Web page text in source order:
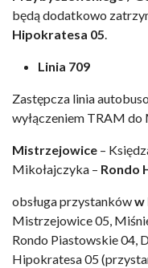
będą dodatkowo
Hipokratesa 05.
Linia 709
Zastępcza linia
wyłączeniem TRAM
Mistrzejowice –
Mikołajczyka – Rondo
obsługa przystankóww
Mistrzejowice 05,
Rondo Piastowskie 04,
Hipokratesa 05